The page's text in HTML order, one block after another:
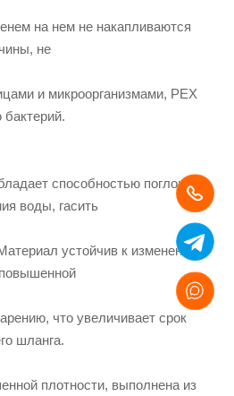
на нем не накапливаются
не
и микроорганизмами, PEX
способностью поглощать
воды, гасить
устойчив к изменениям
что увеличивает срок
шланга.
плотности, выполнена из